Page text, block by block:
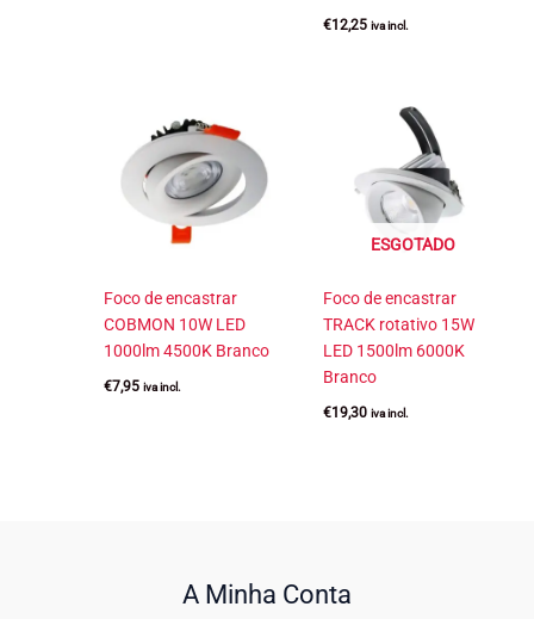
€12,25 iva incl.
Foco de encastrar
COBMON 10W LED
1000lm 4500K Branco
€7,95 iva incl.
ESGOTADO
Foco de encastrar
TRACK rotativo 15W
LED 1500lm 6000K
Branco
€19,30 iva incl.
A Minha Conta